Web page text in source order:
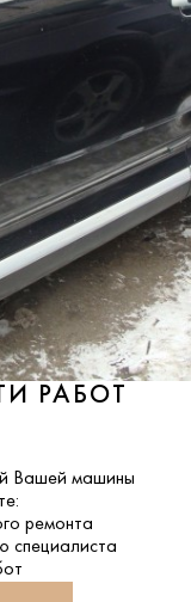
РАБОТ
Вашей машины
ремонта
специалиста